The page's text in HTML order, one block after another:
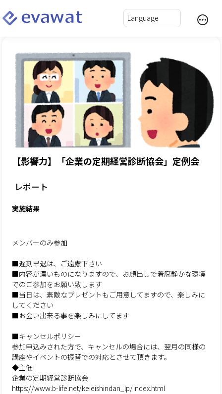
【影響力】「企業の定期経営診断協会」定例会
レポート
実施結果
メンバーのみ参加
■遅刻早退は、ご遠慮下さい
■内容が濃いものになりますので、お顔出しで着席静かな環境
でのご参加をお願い致します
■当日は、素敵なプレゼントもご用意してますので、楽しみに
してください
■お会い出来る事を楽しみにしてます
■キャンセルポリシー
参加申込みされた方で、キャンセルの場合には、翌月の同様の
講座やイベントの振替での対応とさせて頂きます。
◆主催
企業の定期経営診断協会
https://www.b-life.net/keieishindan_lp/index.html